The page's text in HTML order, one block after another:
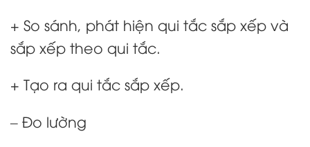
+ So sánh, phát hiện qui tắc sắp xếp và
sắp xếp theo qui tắc.
+ Tạo ra qui tắc sắp xếp.
– Đo lường